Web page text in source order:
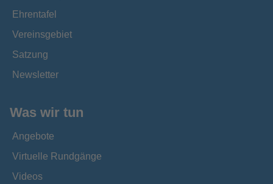
Ehrentafel
Vereinsgebiet
Satzung
Newsletter
Was wir tun
Angebote
Virtuelle Rundgänge
Videos